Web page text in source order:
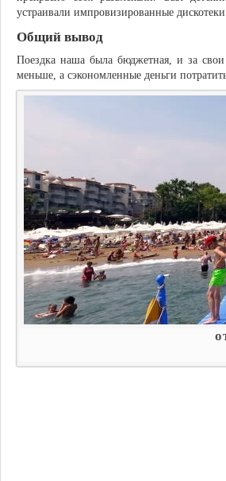
устраивали импровизированные
Общий вывод
Поездка наша была бюджетная, и за
меньше, а сэкономленные деньги